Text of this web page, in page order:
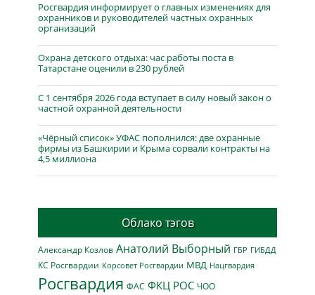
Росгвардия информирует о главных изменениях для
охранников и руководителей частных охранных
организаций
Охрана детского отдыха: час работы поста в
Татарстане оценили в 230 рублей
С 1 сентября 2026 года вступает в силу новый закон о
частной охранной деятельности
«Чёрный список» УФАС пополнился: две охранные
фирмы из Башкирии и Крыма сорвали контракты на
4,5 миллиона
Облако тэгов
Александр Козлов Анатолий Выборный ГБР ГИБДД
КС Росгвардии Корсовет Росгвардии МВД Нацгвардия
Росгвардия ФАС ФКЦ РОС ЧОО